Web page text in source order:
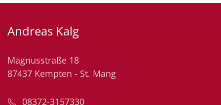
Andreas Kalg
Magnusstraße 18
87437 Kempten - St. Mang
08372-3157330